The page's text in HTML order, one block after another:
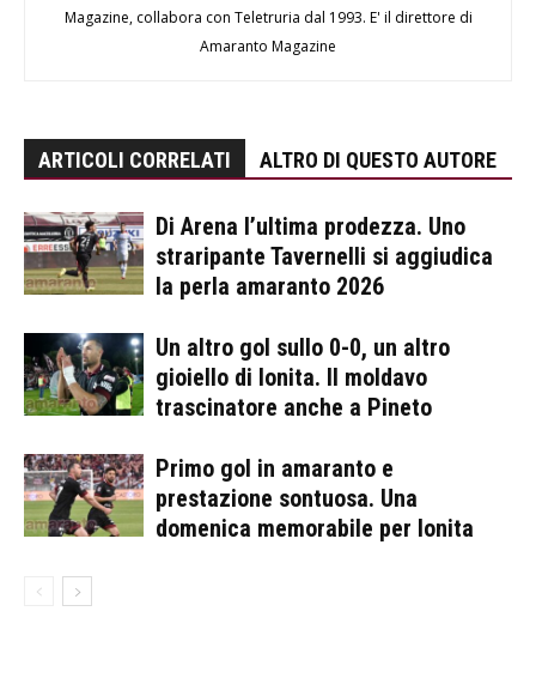
Magazine, collabora con Teletruria dal 1993. E' il direttore di
Amaranto Magazine
ARTICOLI CORRELATI ALTRO DI QUESTO AUTORE
Di Arena l’ultima prodezza. Uno
straripante Tavernelli si aggiudica
la perla amaranto 2026
Un altro gol sullo 0-0, un altro
gioiello di Ionita. Il moldavo
trascinatore anche a Pineto
Primo gol in amaranto e
prestazione sontuosa. Una
domenica memorabile per Ionita